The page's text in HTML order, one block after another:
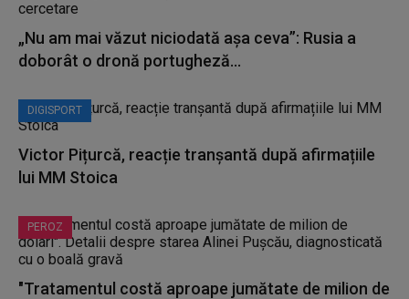
„Nu am mai văzut niciodată așa ceva”: Rusia a
doborât o dronă portugheză...
DIGISPORT
Victor Pițurcă, reacție tranșantă după afirmațiile
lui MM Stoica
PEROZ
"Tratamentul costă aproape jumătate de milion de